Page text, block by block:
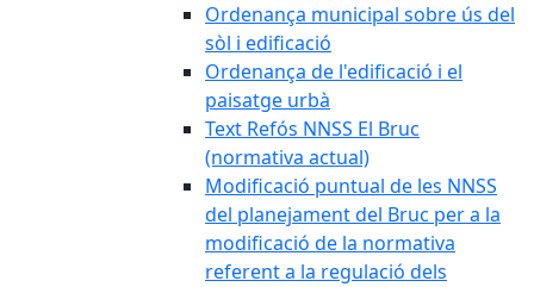
Ordenança municipal sobre ús del
sòl i edificació
Ordenança de l'edificació i el
paisatge urbà
Text Refós NNSS El Bruc
(normativa actual)
Modificació puntual de les NNSS
del planejament del Bruc per a la
modificació de la normativa
referent a la regulació dels